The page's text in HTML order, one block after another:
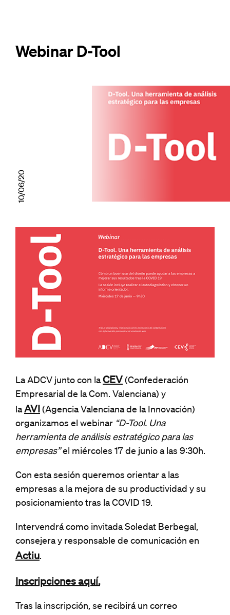
Webinar D-Tool
10/06/20
La ADCV junto con la CEV (Confederación
Empresarial de la Com. Valenciana) y
la AVI (Agencia Valenciana de la Innovación)
organizamos el webinar “D-Tool. Una
herramienta de análisis estratégico para las
empresas”el miércoles 17 de junio a las 9:30h.
Con esta sesión queremos orientar a las
empresas a la mejora de su productividad y su
posicionamiento tras la COVID 19.
Intervendrá como invitada Soledat Berbegal,
consejera y responsable de comunicación en
Actiu.
Inscripciones aquí.
Tras la inscripción, se recibirá un correo